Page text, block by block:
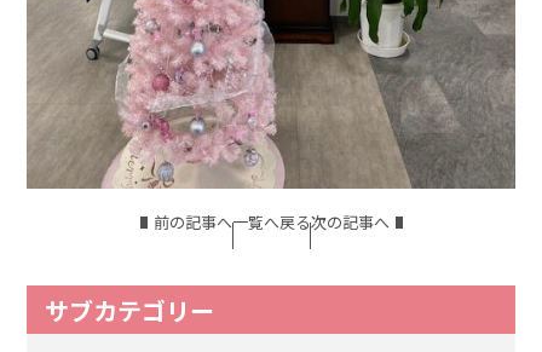
前の記事へ一覧へ戻る次の記事へ
サブカテゴリー